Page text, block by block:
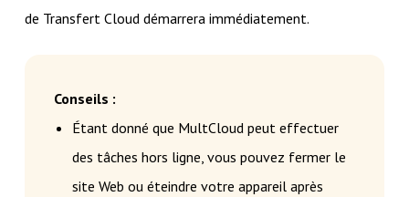
de Transfert Cloud démarrera immédiatement.
Conseils :
Étant donné que MultCloud peut effectuer
des tâches hors ligne, vous pouvez fermer le
site Web ou éteindre votre appareil après